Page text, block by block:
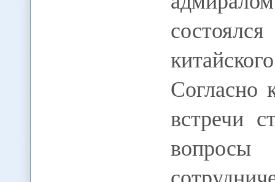
Согласно
встречи
вопросы